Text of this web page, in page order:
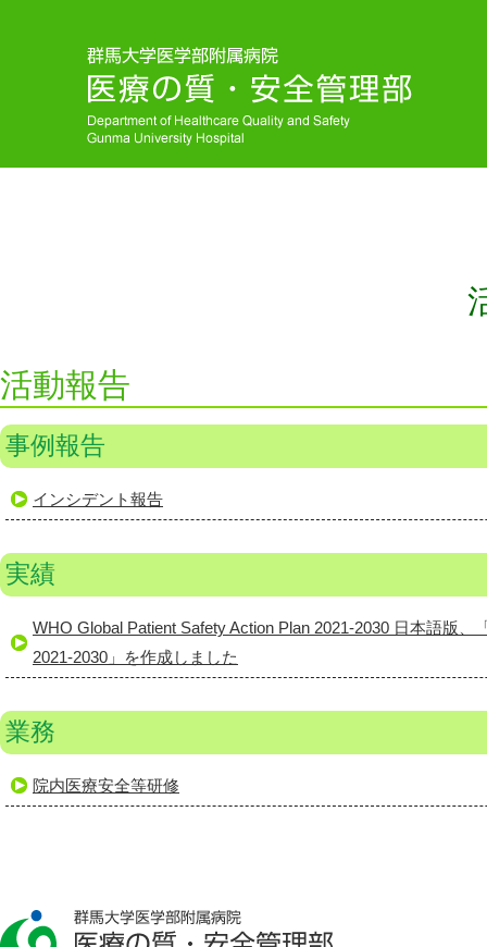
活動報告
事例報告
インシデント報告
実績
WHO Global Patient Safety Action Plan 2021-2030 日本語版、
2021-2030」を作成しました
業務
院内医療安全等研修